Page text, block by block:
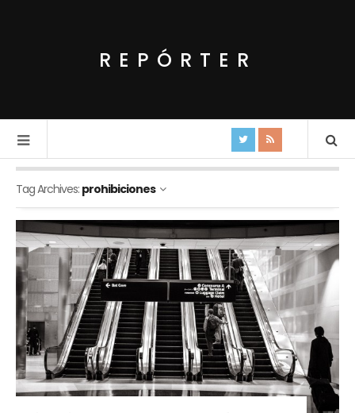
REPÓRTER
Tag Archives: prohibiciones